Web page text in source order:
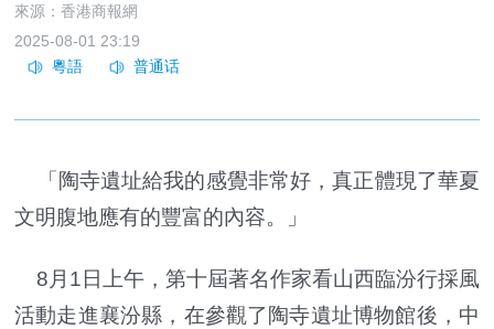
來源：香港商報網
2025-08-01 23:19
「陶寺遺址給我的感覺非常好，真正體現了華夏
文明腹地應有的豐富的內容。」
8月1日上午，第十屆著名作家看山西臨汾行採風
活動走進襄汾縣，在參觀了陶寺遺址博物館後，中